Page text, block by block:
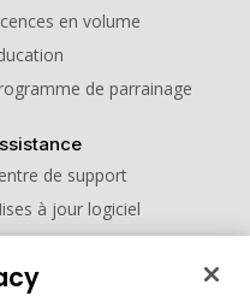
en volume
de parrainage
de support
à jour logiciel
d'apprentissage